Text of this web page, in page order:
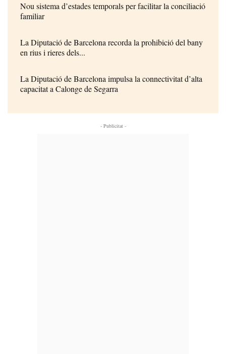
Nou sistema d’estades temporals per facilitar la conciliació
familiar
La Diputació de Barcelona recorda la prohibició del bany
en rius i rieres dels...
La Diputació de Barcelona impulsa la connectivitat d’alta
capacitat a Calonge de Segarra
- Publicitat -